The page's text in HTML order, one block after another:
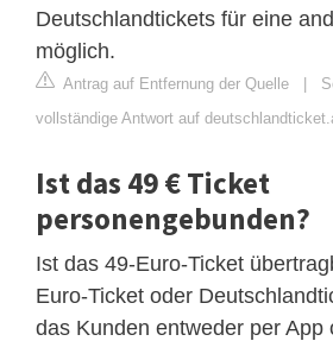
Deutschlandtickets für eine
möglich.
Antrag auf Entfernung der Quelle |
vollständige Antwort auf
Ist das 49 € Ticket
personengebunden?
Ist das 49-Euro-Ticket
Euro-Ticket oder
das Kunden entweder per App